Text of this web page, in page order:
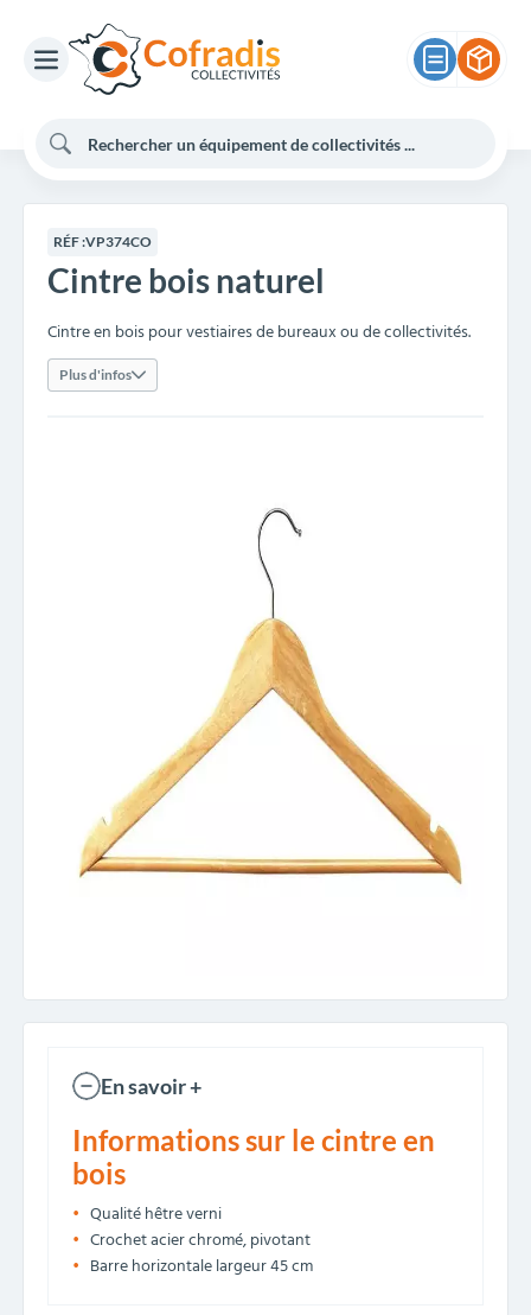
RÉF :VP374CO
Cintre bois naturel
Cintre en bois pour vestiaires de bureaux ou de collectivités.
Plus d'infos
En savoir +
Informations sur le cintre en
bois
Qualité hêtre verni
Crochet acier chromé, pivotant
Barre horizontale largeur 45 cm